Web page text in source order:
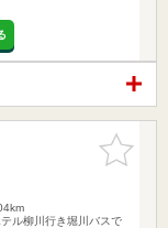
お気に入
りに追加
ル柳川行き堀川バスで